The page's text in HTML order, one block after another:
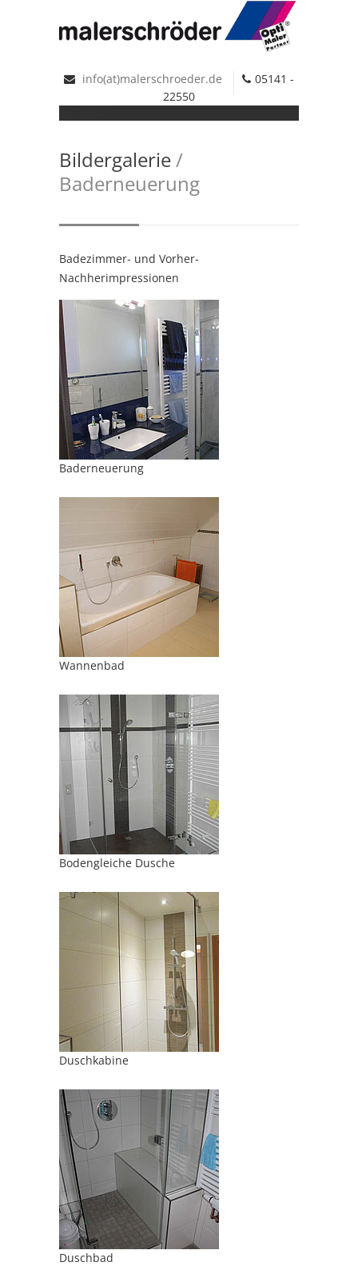
info(at)malerschroeder.de
05141 -
22550
Bildergalerie/
Baderneuerung
Badezimmer- und Vorher-
Nachherimpressionen
Baderneuerung
Wannenbad
Bodengleiche Dusche
Duschkabine
Duschbad